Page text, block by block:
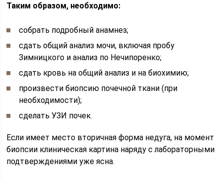
Таким образом, необходимо:
собрать подробный анамнез;
сдать общий анализ мочи, включая пробу
Зимницкого и анализ по Нечипоренко;
сдать кровь на общий анализ и на биохимию;
произвести биопсию почечной ткани (при
необходимости);
сделать УЗИ почек.
Если имеет место вторичная форма недуга, на момент
биопсии клиническая картина наряду с лабораторными
подтверждениями уже ясна.